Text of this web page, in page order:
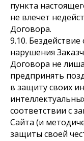
пункта
не влечет
Договора.
9.10.
нарушения
Договора не
предпринять
в защиту своих
соответствии с
Сайта (и
защиты своей